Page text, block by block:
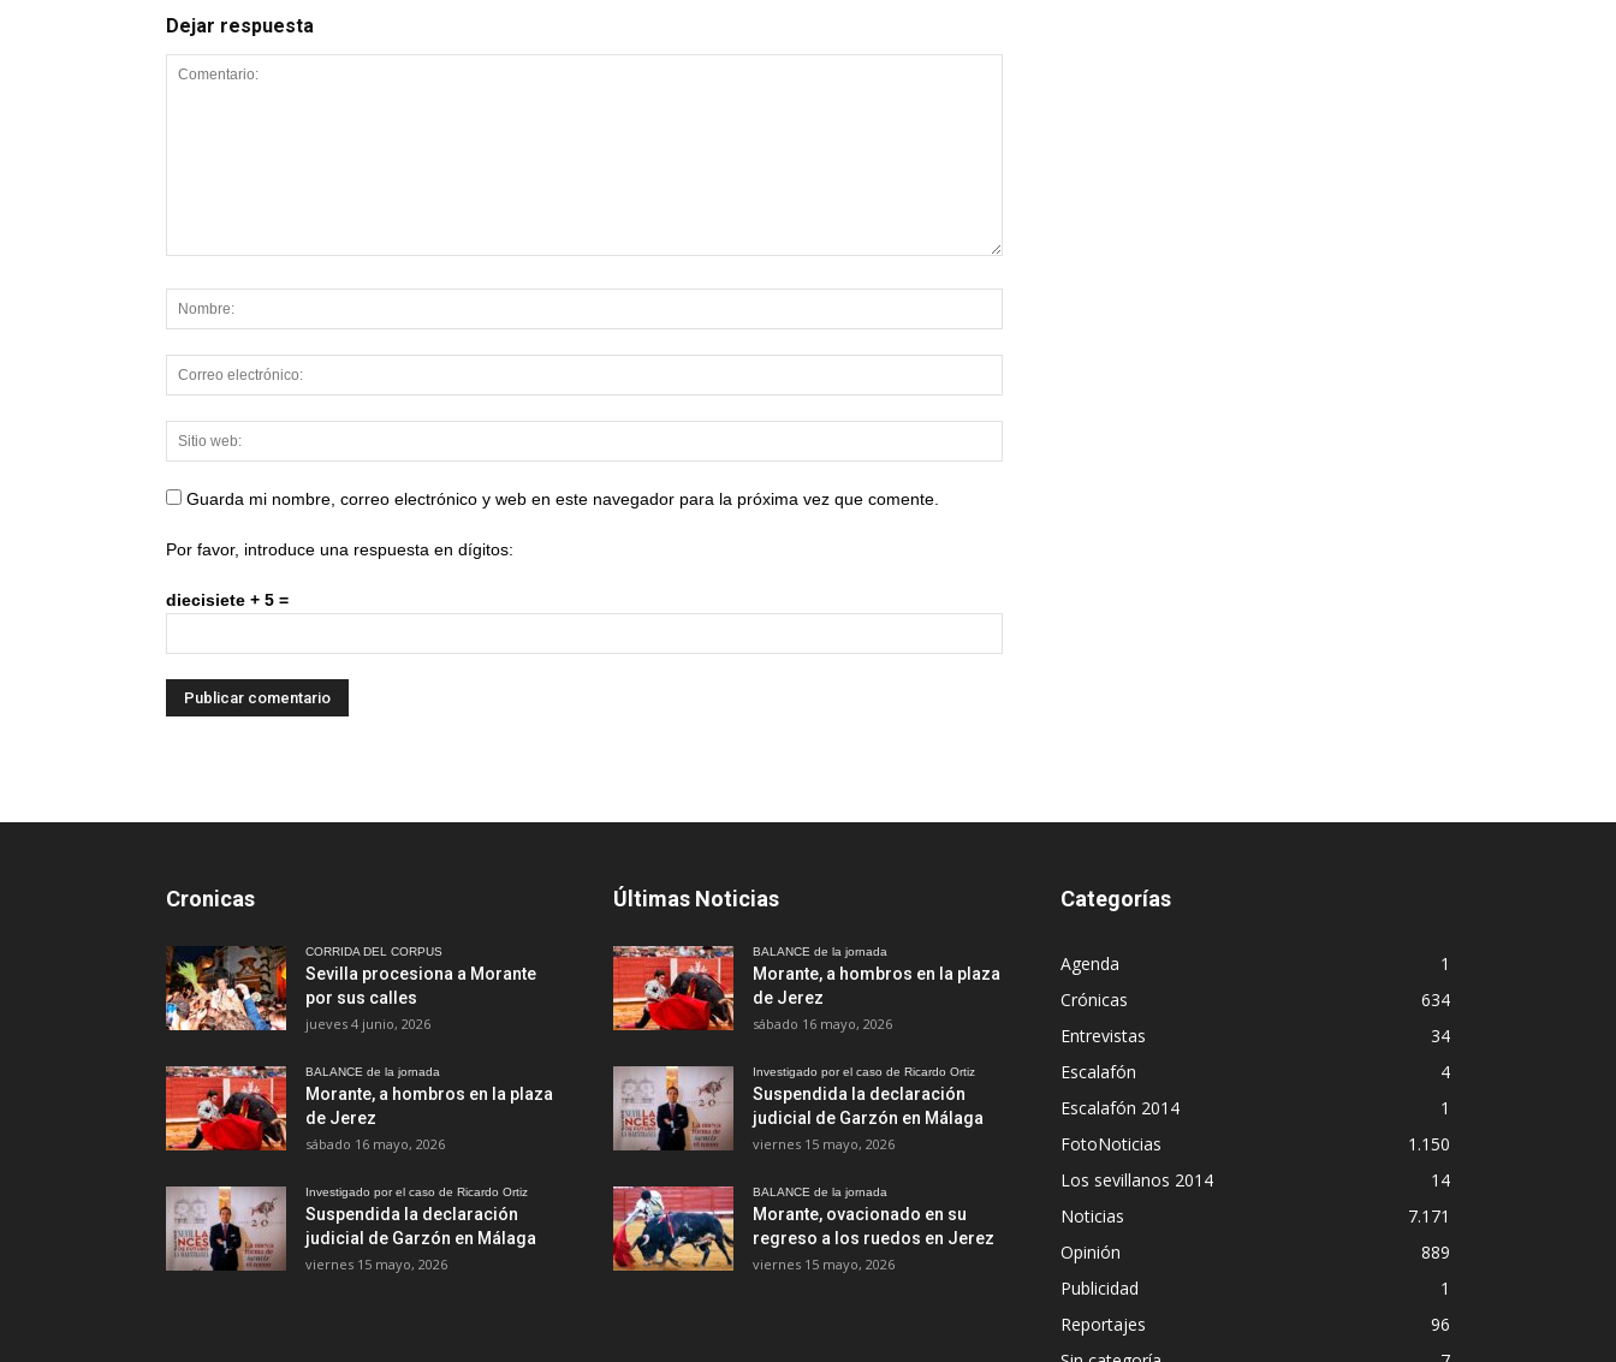
Dejar respuesta
Guarda mi nombre, correo electrónico y web en este navegador para la próxima vez que comente.
Por favor, introduce una respuesta en dígitos:
diecisiete + 5 =
Cronicas
CORRIDA DEL CORPUS
Sevilla procesiona a Morante
por sus calles
jueves 4 junio, 2026
BALANCE de la jornada
Morante, a hombros en la plaza
de Jerez
sábado 16 mayo, 2026
Investigado por el caso de Ricardo Ortiz
Suspendida la declaración
judicial de Garzón en Málaga
viernes 15 mayo, 2026
Últimas Noticias
BALANCE de la jornada
Morante, a hombros en la plaza
de Jerez
sábado 16 mayo, 2026
Investigado por el caso de Ricardo Ortiz
Suspendida la declaración
judicial de Garzón en Málaga
viernes 15 mayo, 2026
BALANCE de la jornada
Morante, ovacionado en su
regreso a los ruedos en Jerez
viernes 15 mayo, 2026
Categorías
Agenda
1
Crónicas
634
Entrevistas
34
Escalafón
4
Escalafón 2014
1
FotoNoticias
1.150
Los sevillanos 2014
14
Noticias
7.171
Opinión
889
Publicidad
1
Reportajes
96